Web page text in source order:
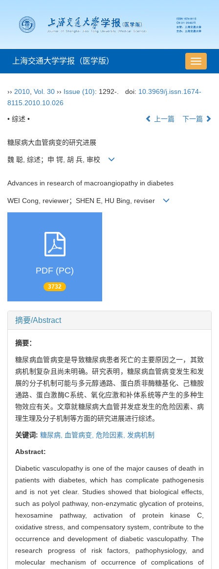
导
航
换
上海交通大学学报（医学版）
›› 2010 Vol. 30 ›› Issue (10): 1292-. doi: 10.3969/j.issn.1674-
8115.2010.10.026
• 综述 • 上一篇 下一篇
糖尿病大血管病变的研究进展
魏 聪, 综述；申 锷, 胡 兵, 审校
Advances in research of macroangiopathy in diabetes
WEI Cong, reviewer；SHEN E, HU Bing, reviser
PDF (PC)
3732
摘要/Abstract
摘要：
糖尿病血管病变是导致糖尿病患者死亡的主要原因之一，其致
病机制复杂且尚未明确。研究表明，糖尿病血管病变发生和发
展的分子机制可能与多元醇通路、蛋白质非酶糖基化、己糖胺
通路、蛋白激酶C系统、氧化应激和补体系统等产生的多种生
物效应有关。文章就糖尿病大血管并发症发生的危险因素、病
理生理及分子机制等方面的研究进展进行综述。
关键词: 糖尿病, 血管病变, 危险因素, 发病机制
Abstract:
Diabetic vasculopathy is one of the major causes of death in
patients with diabetes, which has complicate pathogenesis
and is not yet clear. Studies showed that biological effects,
such as polyol pathway, non-enzymatic glycation of proteins,
hexosamine pathway, activation of protein kinase C,
oxidative stress, and compensatory system, contribute to the
occurrence and development of diabetic vasculopathy. The
research progress of risk factors, pathophysiology, and
molecular mechanism of occurrence of complications of